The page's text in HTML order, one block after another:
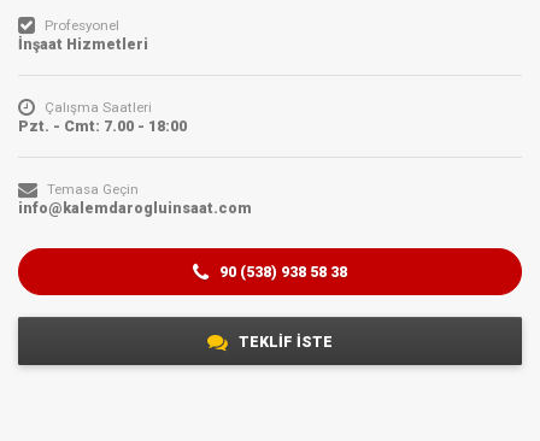
TEKLİF İSTE
Profesyonel
İnşaat Hizmetleri
Çalışma Saatleri
Pzt. - Cmt: 7.00 - 18:00
Temasa Geçin
info@kalemdarogluinsaat.com
90 (538) 938 58 38